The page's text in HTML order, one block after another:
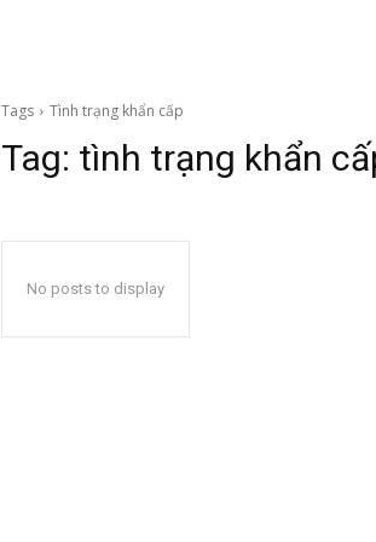
Tags Tình trạng khẩn cấp
Tag: tình trạng khẩn
No posts to display